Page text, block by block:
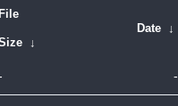
File
↓
Date ↓
-